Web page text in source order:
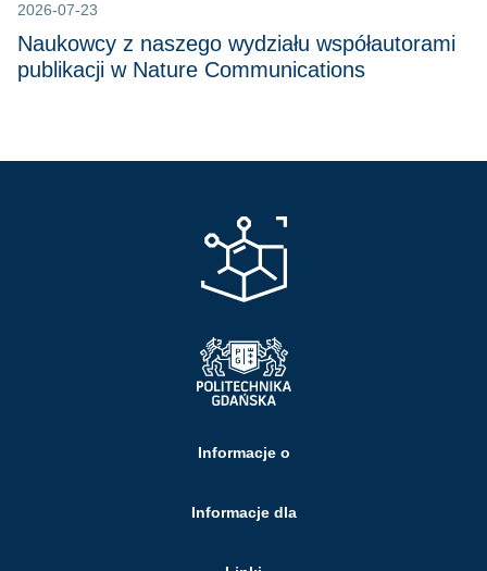
2026-07-23
Naukowcy z naszego wydziału współautorami
publikacji w Nature Communications
Informacje o
Informacje dla